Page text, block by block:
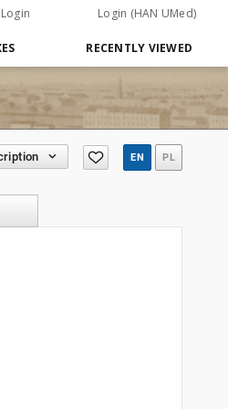
Login Login (HAN UMed)
RECENTLY VIEWED
EN PL